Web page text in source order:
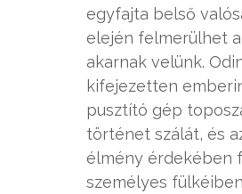
egyfajta belső
elején felmerülhet
akarnak velünk.
kifejezetten
pusztító gép
történet szálát, és
élmény érdekében
személyes